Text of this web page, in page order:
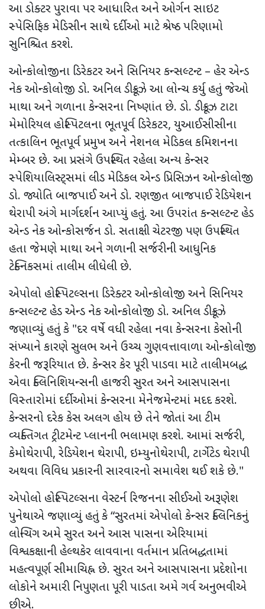
આ ડોક્ટર પુરાવા પર આધારિત અને ઓર્ગન સાઇટ
સ્પેસિફિક મેડિસીન સાથે દર્દીઓ માટે શ્રેષ્ઠ પરિણામો
સુનિશ્ચિત કરશે.
ઓન્કોલોજીના ડિરેકટર અને સિનિયર કન્સલ્ટન્ટ – હેર એન્ડ
નેક ઓન્કોલોજી ડો. અનિલ ડીક્રૂઝે આ લોન્ચ કર્યુ હતું જેઓ
માથા અને ગળાના કેન્સરના નિષ્ણાંત છે. ડો. ડીક્રૂઝ ટાટા
મેમોરિયલ હોસ્પિટલના ભૂતપૂર્વ ડિરેકટર, યુઆઈસીસીના
તત્કાલિન ભૂતપૂર્વ પ્રમુખ અને નેશનલ મેડિકલ કમિશનના
મેમ્બર છે. આ પ્રસંગે ઉપસ્થિત રહેલા અન્ય કેન્સર
સ્પેશિયાલિસ્ટ્સમાં લીડ મેડિકલ એન્ડ પ્રિસિઝન ઓન્કોલોજી
ડો. જ્યોતિ બાજપાઈ અને ડો. રણજીત બાજપાઈ રેડિયેશન
થેરાપી અંગે માર્ગદર્શન આપ્યું હતું. આ ઉપરાંત કન્સલ્ટન્ટ હેડ
એન્ડ નેક ઓન્કોસર્જન ડો. સતાક્ષી ચેટરજી પણ ઉપસ્થિત
હતા જેમણે માથા અને ગળાની સર્જરીની આધુનિક
ટેક્નિકસમાં તાલીમ લીધેલી છે.
એપોલો હોસ્પિટલ્સના ડિરેક્ટર ઓન્કોલોજી અને સિનિયર
કન્સલ્ટન્ટ હેડ એન્ડ નેક ઓન્કોલોજી ડો. અનિલ ડીક્રૂઝે
જણાવ્યું હતું કે "દર વર્ષે વધી રહેલા નવા કેન્સરના કેસોની
સંખ્યાને કારણે સુલભ અને ઉચ્ચ ગુણવત્તાવાળા ઓન્કોલોજી
કેરની જરૂરિયાત છે. કેન્સર કેર પૂરી પાડવા માટે તાલીમબદ્ધ
એવા ક્લિનિશિયન્સની હાજરી સુરત અને આસપાસના
વિસ્તારોમાં દર્દીઓમાં કેન્સરના મેનેજમેન્ટમાં મદદ કરશે.
કેન્સરનો દરેક કેસ અલગ હોય છે તેને જોતાં આ ટીમ
વ્યક્તિગત ટ્રીટમેન્ટ પ્લાનની ભલામણ કરશે. આમાં સર્જરી,
કેમોથેરાપી, રેડિયેશન થેરાપી, ઇમ્યુનોથેરાપી, ટાર્ગેટેડ થેરાપી
અથવા વિવિધ પ્રકારની સારવારનો સમાવેશ થઈ શકે છે."
એપોલો હોસ્પિટલ્સના વેસ્ટર્ન રિજનના સીઈઓ અરૂણેશ
પુનેથાએ જણાવ્યું હતું કે “સુરતમાં એપોલો કેન્સર ક્લિનિકનું
લોન્ચિંગ અમે સુરત અને આસ પાસના એરિયામાં
વિશ્વકક્ષાની હેલ્થકેર લાવવાના વર્તમાન પ્રતિબદ્ધતામાં
મહત્વપૂર્ણ સીમાચિહ્ન છે. સુરત અને આસપાસના પ્રદેશોના
લોકોને અમારી નિપુણતા પૂરી પાડતા અમે ગર્વ અનુભવીએ
છીએ.